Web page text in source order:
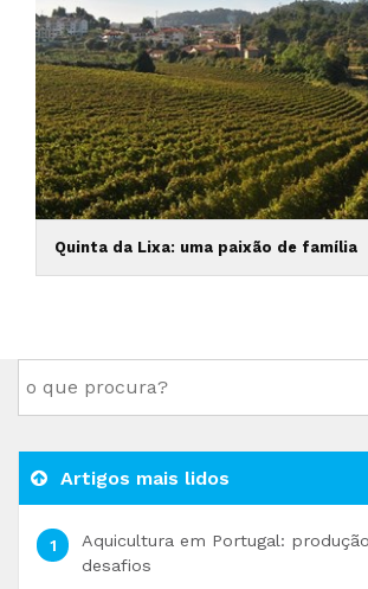
Quinta da Lixa: uma paixão de família
Artigos mais lidos
Aquicultura em Portugal:
desafios